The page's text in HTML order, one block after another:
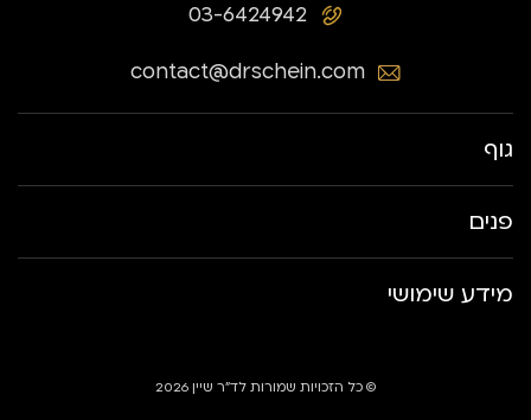
03-6424942
contact@drschein.com
גוף
פנים
מידע שימושי
© כל הזכויות שמורות לד״ר שיין 2026